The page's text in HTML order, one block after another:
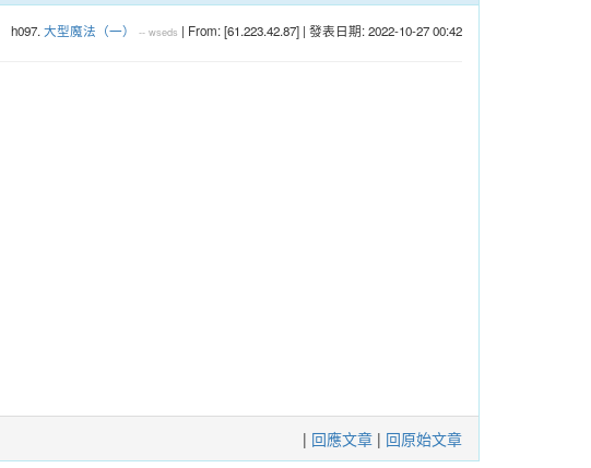
h097. 大型魔法（一） -- wseds | From: [61.223.42.87] | 發表日期: 2022-10-27 00:42
| 回應文章 | 回原始文章